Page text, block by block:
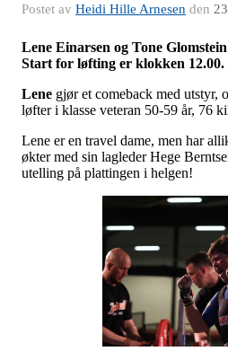
Postet av Heidi Hille Arnesen den
Lene Einarsen og Tone
Start for løfting er klokken 12.00.
Lene gjør et comeback med utstyr,
løfter i klasse veteran 50-59 år, 76
Lene er en travel dame, men har
økter med sin lagleder Hege
utelling på plattingen i helgen!